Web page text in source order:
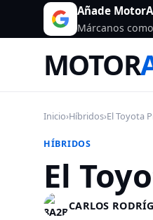
Añade
Márcanos
MOTOR
Inicio›Híbridos›El Toyota
HÍBRIDOS
El
CARLOS